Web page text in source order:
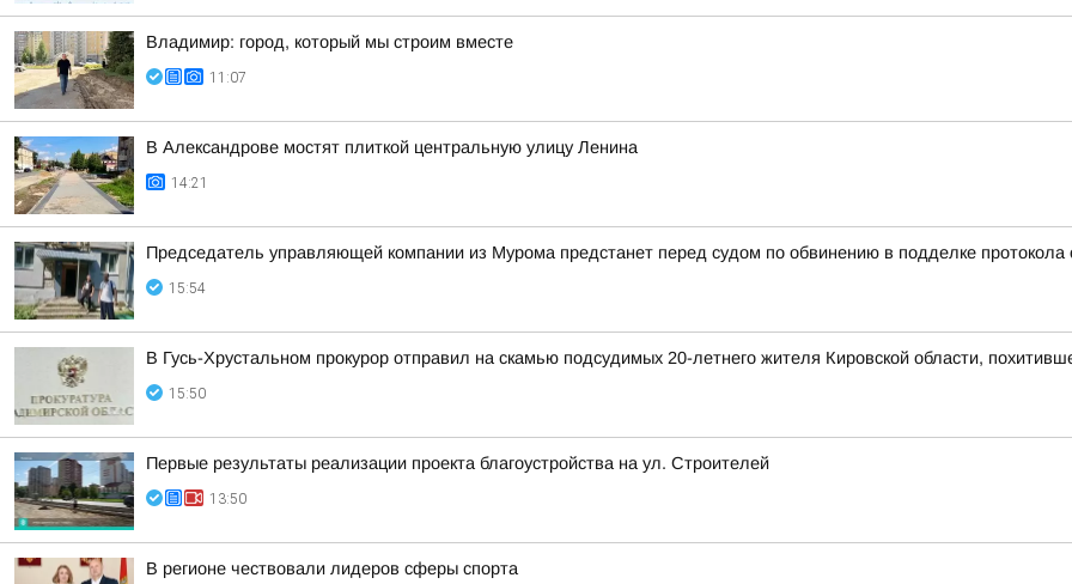
Владимир: город, который мы строим вместе
11:07
В Александрове мостят плиткой центральную улицу Ленина
14:21
Председатель управляющей компании из Мурома предстанет перед судом по обвинению в подделке протокола
15:54
В Гусь-Хрустальном прокурор отправил на скамью подсудимых 20-летнего жителя Кировской области,
15:50
Первые результаты реализации проекта благоустройства на ул. Строителей
13:50
В регионе чествовали лидеров сферы спорта